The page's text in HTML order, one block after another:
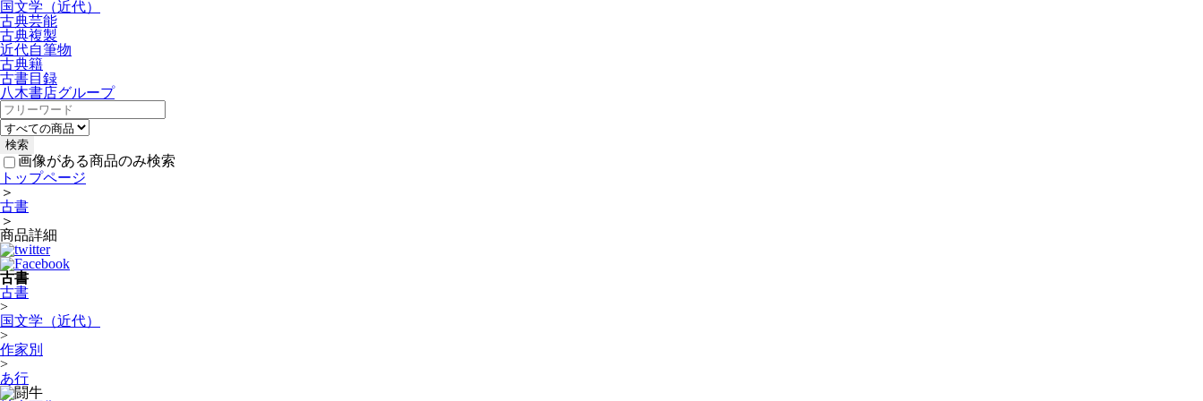
国文学（近代）
古典芸能
古典複製
近代自筆物
古典籍
古書目録
八木書店グループ
画像がある商品のみ検索
トップページ
＞
古書
＞
商品詳細
古書
古書
>
国文学（近代）
>
作家別
>
あ行